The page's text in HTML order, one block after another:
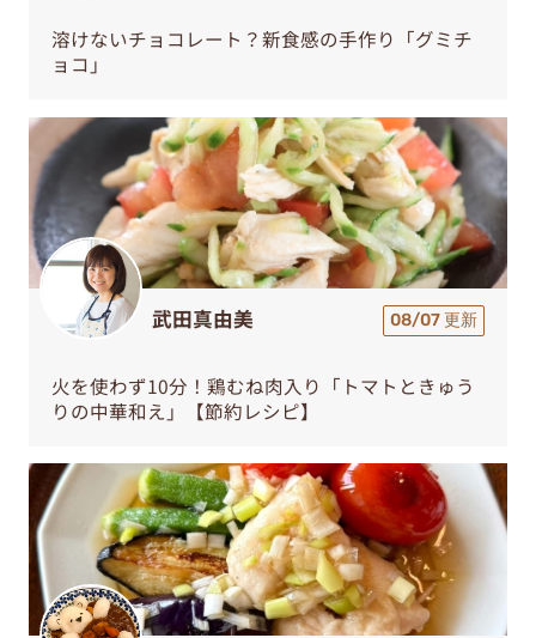
溶けないチョコレート？新食感の手作り「グミチ
ョコ」
武田真由美 08/07 更新
火を使わず10分！鶏むね肉入り「トマトときゅう
りの中華和え」【節約レシピ】